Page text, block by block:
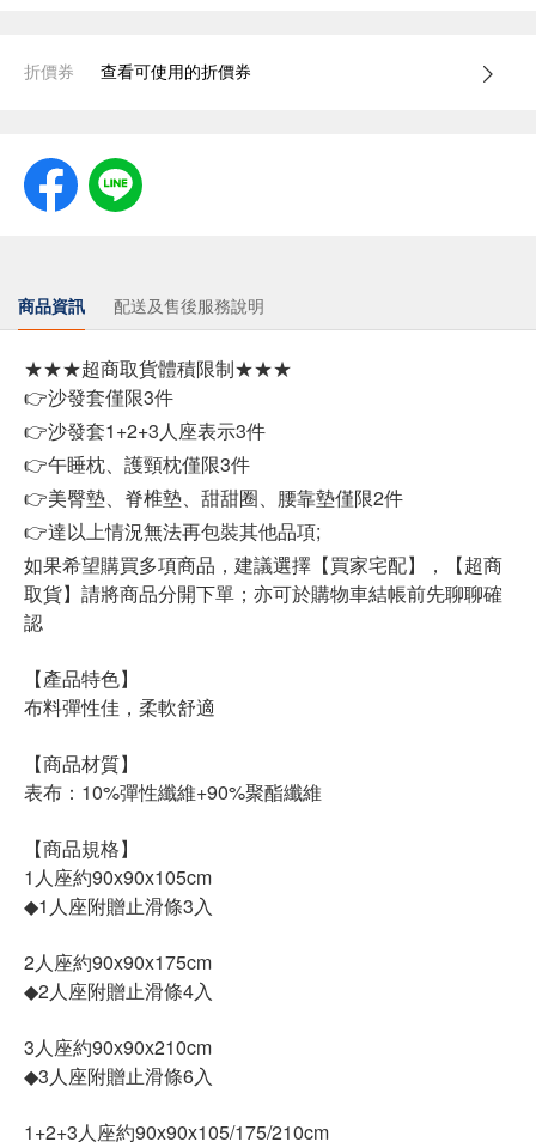
折價券 查看可使用的折價券
商品資訊 配送及售後服務說明
★★★超商取貨體積限制★★★
👉沙發套僅限3件
👉沙發套1+2+3人座表示3件
👉午睡枕、護頸枕僅限3件
👉美臀墊、脊椎墊、甜甜圈、腰靠墊僅限2件
👉達以上情況無法再包裝其他品項;
如果希望購買多項商品，建議選擇【買家宅配】，【超商
取貨】請將商品分開下單；亦可於購物車結帳前先聊聊確
認
【產品特色】
布料彈性佳，柔軟舒適
【商品材質】
表布：10%彈性纖維+90%聚酯纖維
【商品規格】
1人座約90x90x105cm
◆1人座附贈止滑條3入
2人座約90x90x175cm
◆2人座附贈止滑條4入
3人座約90x90x210cm
◆3人座附贈止滑條6入
1+2+3人座約90x90x105/175/210cm